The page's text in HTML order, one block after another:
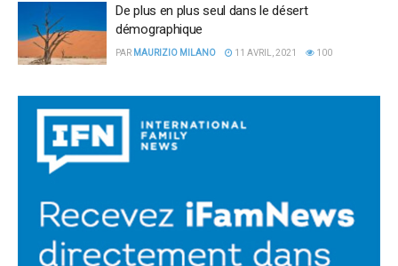
De plus en plus seul dans le désert
démographique
PAR MAURIZIO MILANO 11 AVRIL, 2021 100